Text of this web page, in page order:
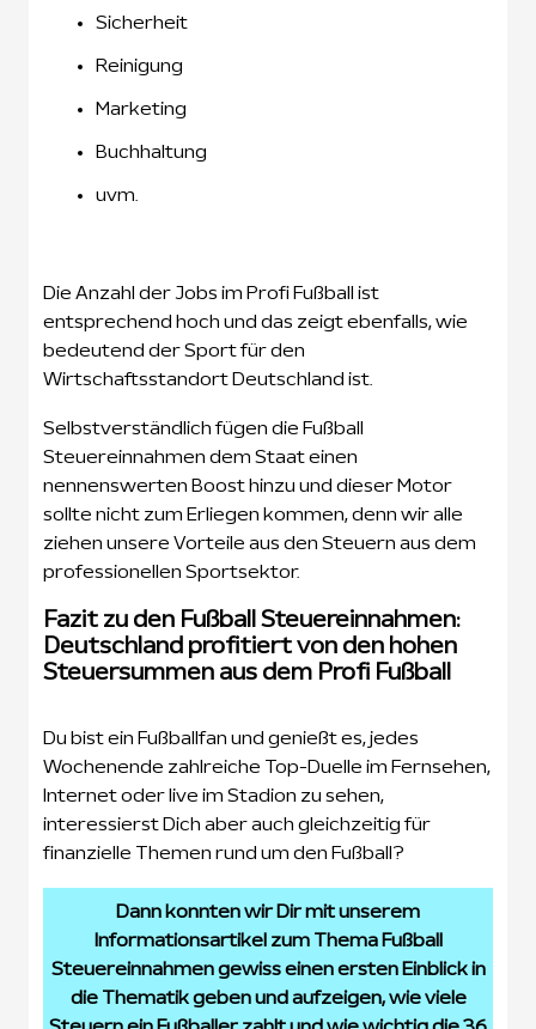
Sicherheit
Reinigung
Marketing
Buchhaltung
uvm.
Die Anzahl der Jobs im Profi Fußball ist
entsprechend hoch und das zeigt ebenfalls, wie
bedeutend der Sport für den
Wirtschaftsstandort Deutschland ist.
Selbstverständlich fügen die Fußball
Steuereinnahmen dem Staat einen
nennenswerten Boost hinzu und dieser Motor
sollte nicht zum Erliegen kommen, denn wir alle
ziehen unsere Vorteile aus den Steuern aus dem
professionellen Sportsektor.
Fazit zu den Fußball Steuereinnahmen:
Deutschland profitiert von den hohen
Steuersummen aus dem Profi Fußball
Du bist ein Fußballfan und genießt es, jedes
Wochenende zahlreiche Top-Duelle im Fernsehen,
Internet oder live im Stadion zu sehen,
interessierst Dich aber auch gleichzeitig für
finanzielle Themen rund um den Fußball?
Dann konnten wir Dir mit unserem
Informationsartikel zum Thema Fußball
Steuereinnahmen gewiss einen ersten Einblick in
die Thematik geben und aufzeigen, wie viele